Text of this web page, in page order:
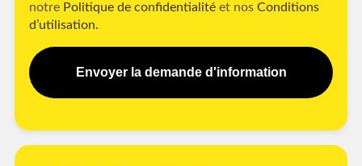
notre Politique de confidentialité et nos Conditions
d’utilisation.
Envoyer la demande d'information